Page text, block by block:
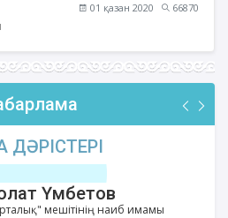
01 қазан 2020
66870
ДӘРІСТЕРІ
Үмбетов
мешітінің наиб имамы